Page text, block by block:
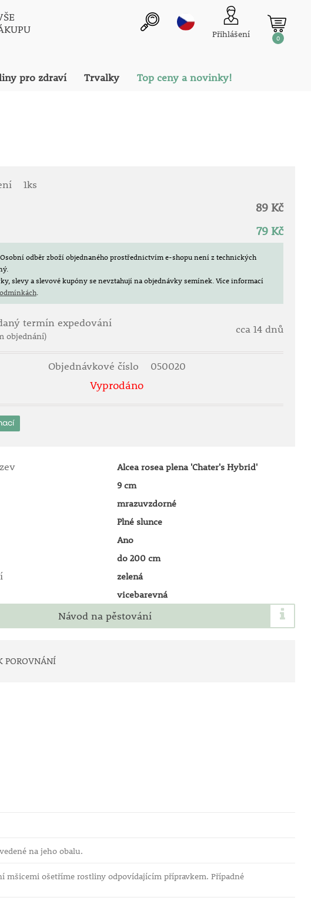
Přihlášení 0
pro zdraví Trvalky Top ceny a novinky!
1ks
89 Kč
79 Kč
odběr zboží objednaného prostřednictvím e-shopu není z technických
slevy a slevové kupóny se nevztahují na objednávky semínek. Více informací
.
termín expedování
objednání)
cca 14 dnů
Objednávkové číslo 050020
Vyprodáno
Alcea rosea plena 'Chater's Hybrid'
9 cm
mrazuvzdorné
Plné slunce
Ano
do 200 cm
zelená
vicebarevná
Návod na pěstování
POROVNÁNÍ
na jeho obalu.
mšicemi ošetříme rostliny odpovídajícím přípravkem. Případné